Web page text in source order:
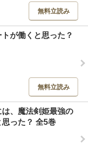
無料立読み
トが働くと思った？
無料立読み
は、魔法剣姫最強の
った？ 全5巻